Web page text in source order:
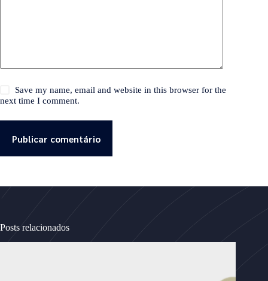
Save my name, email and website in this browser for the
next time I comment.
Publicar comentário
Posts relacionados